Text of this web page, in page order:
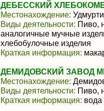
ДЕБЕССКИЙ
Местонахождение:
Виды деятельности: Пиво,
аналогичные мучные
хлебобулочные изделия
Краткая информация:
ДЕМИДОВСКИЙ ЗАВОД
Местонахождение:
Виды деятельности: Пиво,
Краткая информация: